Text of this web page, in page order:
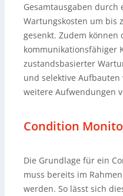
Gesamtausgaben durch
Wartungskosten um bis
gesenkt. Zudem können
kommunikationsfähiger
zustandsbasierter
und selektive
weitere Aufwendungen
Condition
Die Grundlage für ein
muss bereits im
werden. So lässt sich